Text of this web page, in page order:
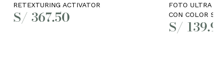
RETEXTURING ACTIVATOR
S/ 367.50
FOTO ULTRA
CON COLOR
S/